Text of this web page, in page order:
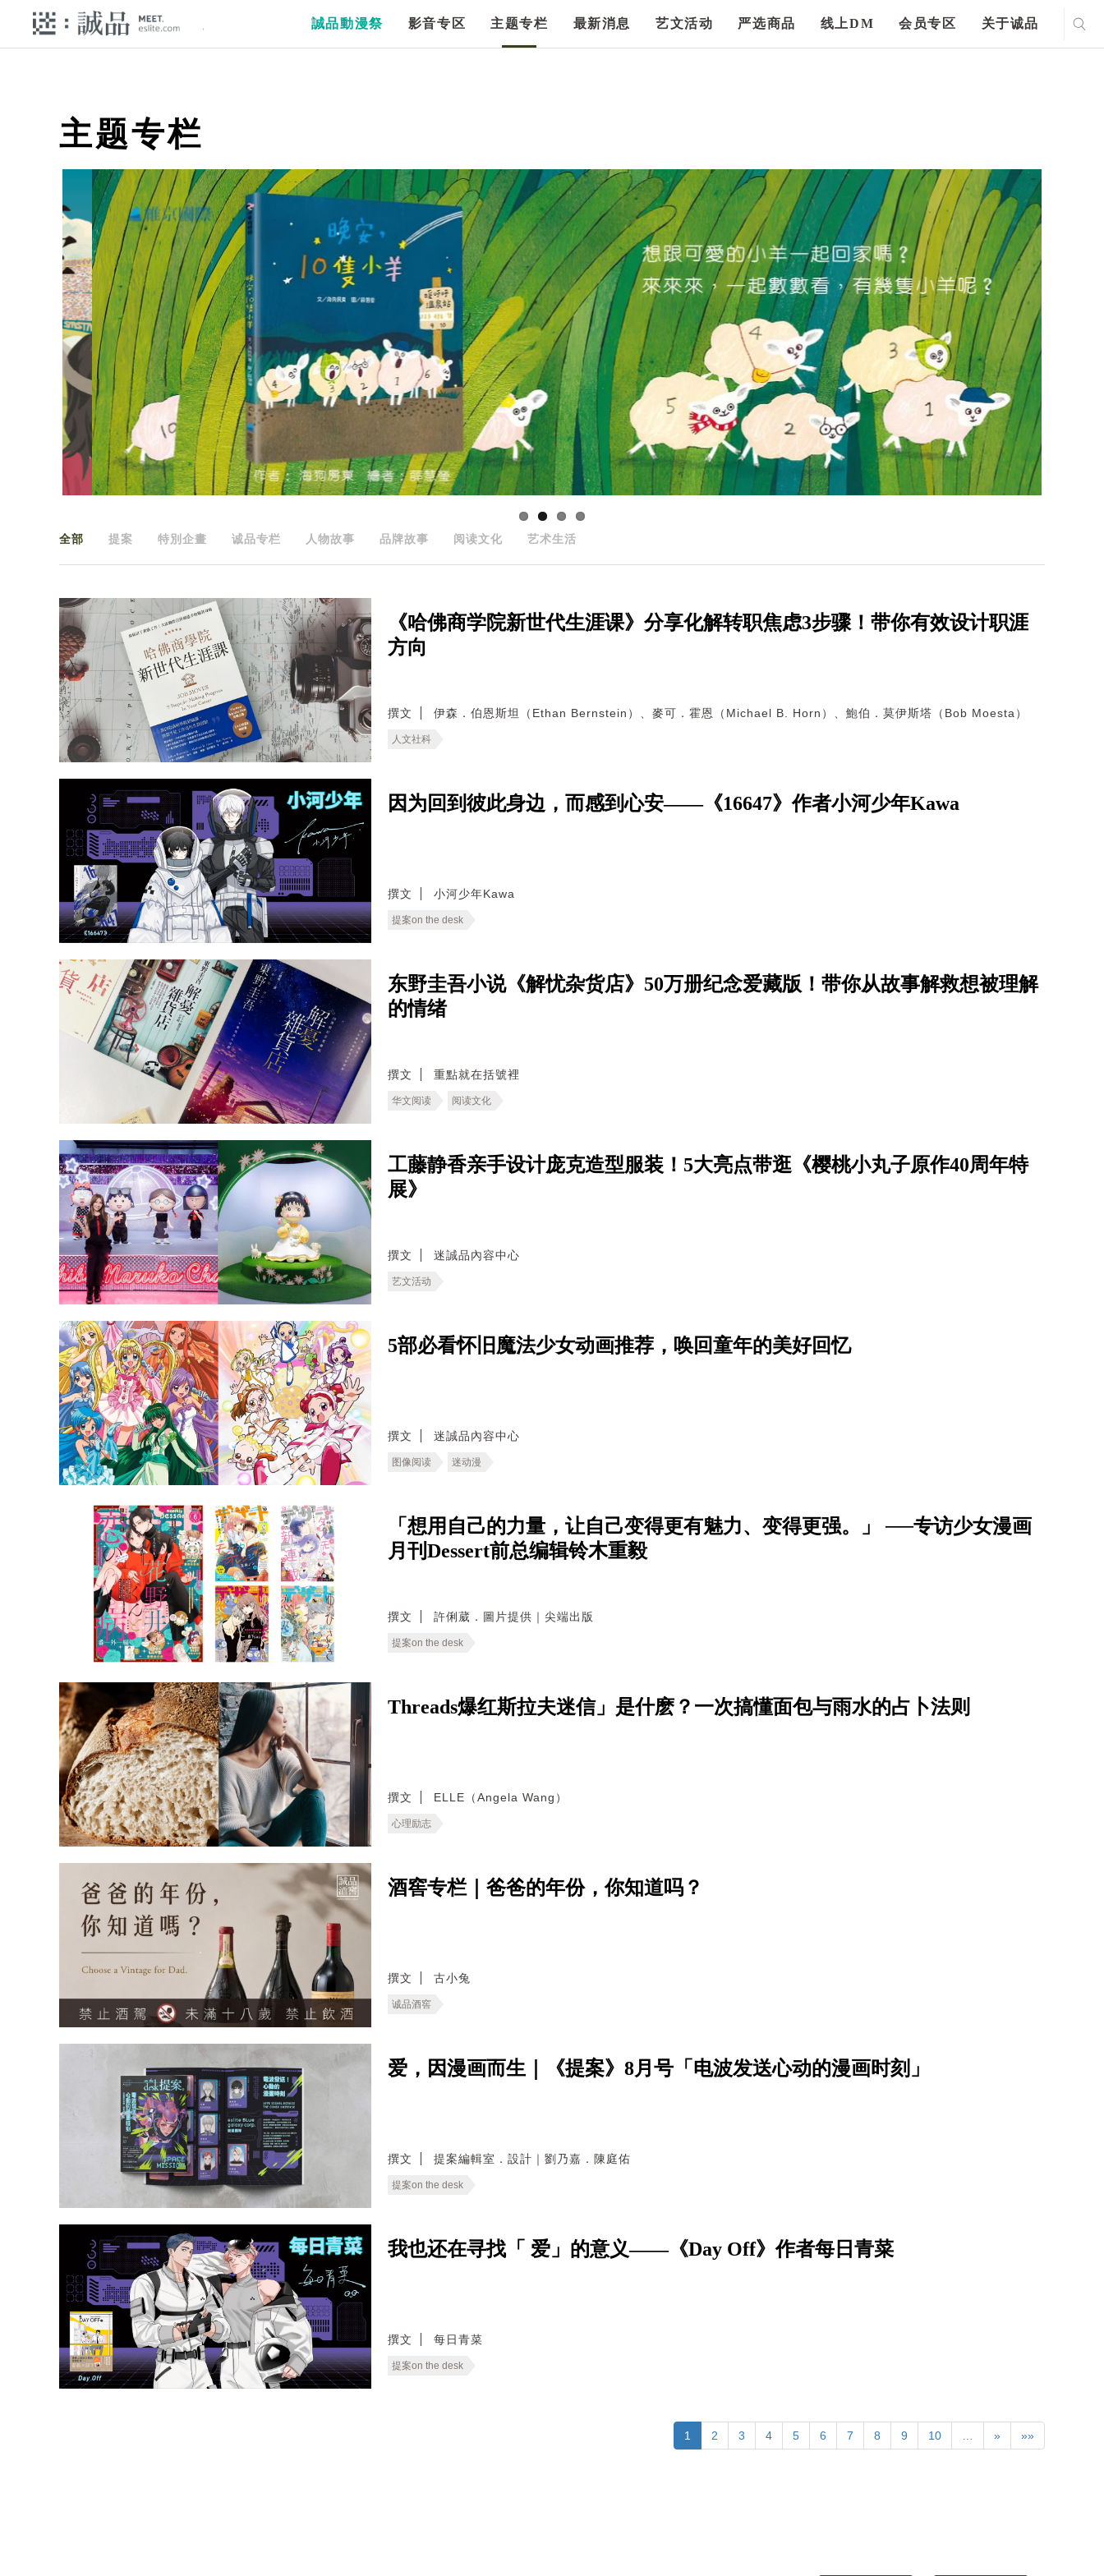
誠品動漫祭 影音专区 主题专栏 最新消息 艺文活动 严选商品 线上DM 会员专区 关于诚品
主题专栏
全部 提案 特別企畫 诚品专栏 人物故事 品牌故事 阅读文化 艺术生活
《哈佛商学院新世代生涯课》分享化解转职焦虑3步骤！带你有效设计职涯
方向
撰文 伊森．伯恩斯坦（Ethan Bernstein）、麥可．霍恩（Michael B. Horn）、鮑伯．莫伊斯塔（Bob Moesta）
人文社科
因为回到彼此身边，而感到心安——《16647》作者小河少年Kawa
撰文 小河少年Kawa
提案on the desk
东野圭吾小说《解忧杂货店》50万册纪念爱藏版！带你从故事解救想被理解
的情绪
撰文 重點就在括號裡
华文阅读 阅读文化
工藤静香亲手设计庞克造型服装！5大亮点带逛《樱桃小丸子原作40周年特
展》
撰文 迷誠品內容中心
艺文活动
5部必看怀旧魔法少女动画推荐，唤回童年的美好回忆
撰文 迷誠品內容中心
图像阅读 迷动漫
「想用自己的力量，让自己变得更有魅力、变得更强。」 ──专访少女漫画
月刊Dessert前总编辑铃木重毅
撰文 許俐葳．圖片提供｜尖端出版
提案on the desk
Threads爆红斯拉夫迷信」是什麽？一次搞懂面包与雨水的占卜法则
撰文 ELLE（Angela Wang）
心理励志
酒窖专栏｜爸爸的年份，你知道吗？
撰文 古小兔
诚品酒窖
爱，因漫画而生｜《提案》8月号「电波发送心动的漫画时刻」
撰文 提案編輯室．設計｜劉乃嘉．陳庭佑
提案on the desk
我也还在寻找「 爱」的意义——《Day Off》作者每日青菜
撰文 每日青菜
提案on the desk
1 2 3 4 5 6 7 8 9 10 … » »»